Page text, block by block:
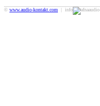
© www.audio-kontakt.com | info